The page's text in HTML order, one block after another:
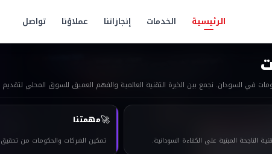
الرئيسية الخدمات إنجازاتنا عملاؤنا تواصل حلولتقنية
الناجحة المبنية على الكفاءة السودانية.
🚀مهمتنا
تمكين الشركات والحكومات من